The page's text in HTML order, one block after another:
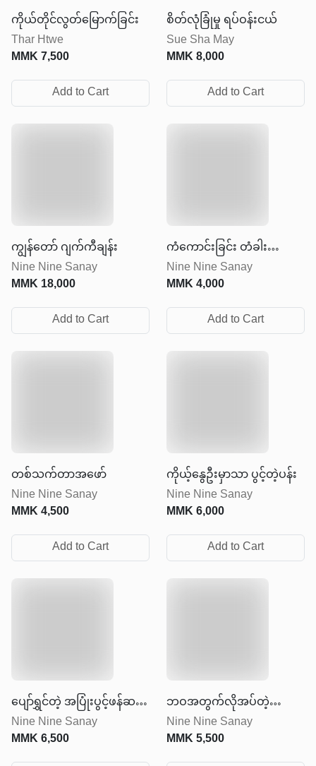
ကိုယ်တိုင်လွတ်မြောက်ခြင်း
Thar Htwe
MMK7,500
Add to Cart
စိတ်လုံခြုံမှု ရပ်ဝန်းငယ်
Sue Sha May
MMK8,000
Add to Cart
ကျွန်တော် ဂျက်ကီချန်း
Nine Nine Sanay
MMK18,000
Add to Cart
ကံကောင်းခြင်း တံခါး
လာ‌ခေါက်တဲ့အခါ
Nine Nine Sanay
MMK4,000
Add to Cart
တစ်သက်တာအဖော်
Nine Nine Sanay
MMK4,500
Add to Cart
ကိုယ့်နွေဦးမှာသာ ပွင့်တဲ့ပန်း
Nine Nine Sanay
MMK6,000
Add to Cart
ပျော်ရွှင်တဲ့ အပြုံးပွင့်ဖန်ဆင်း
ခြင်း
Nine Nine Sanay
MMK6,500
ဘဝအတွက်လိုအပ်တဲ့
အားဆေး
Nine Nine Sanay
MMK5,500